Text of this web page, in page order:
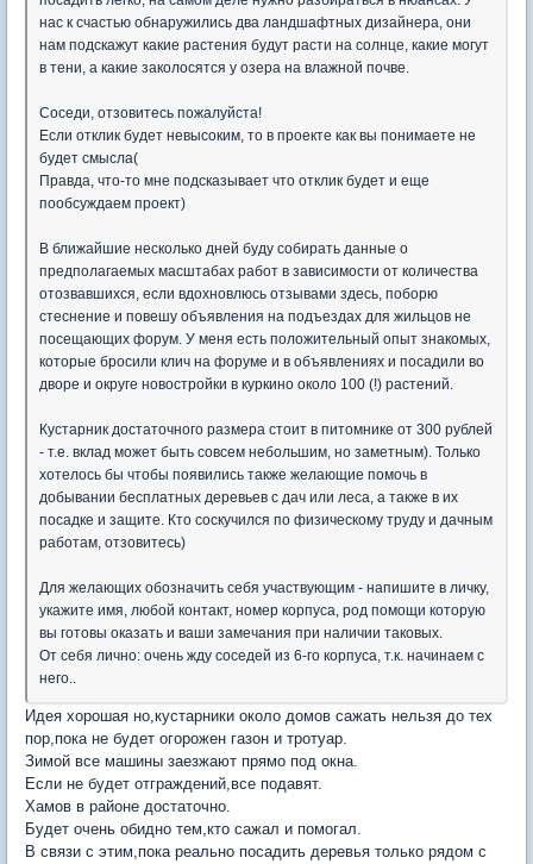
нас к счастью обнаружились два ландшафтных дизайнера, они
нам подскажут какие растения будут расти на солнце, какие могут
в тени, а какие заколосятся у озера на влажной почве.
Соседи, отзовитесь пожалуйста!
Если отклик будет невысоким, то в проекте как вы понимаете не
будет смысла(
Правда, что-то мне подсказывает что отклик будет и еще
пообсуждаем проект)
В ближайшие несколько дней буду собирать данные о
предполагаемых масштабах работ в зависимости от количества
отозвавшихся, если вдохновлюсь отзывами здесь, поборю
стеснение и повешу объявления на подъездах для жильцов не
посещающих форум. У меня есть положительный опыт знакомых,
которые бросили клич на форуме и в объявлениях и посадили во
дворе и округе новостройки в куркино около 100 (!) растений.
Кустарник достаточного размера стоит в питомнике от 300 рублей
- т.е. вклад может быть совсем небольшим, но заметным). Только
хотелось бы чтобы появились также желающие помочь в
добывании бесплатных деревьев с дач или леса, а также в их
посадке и защите. Кто соскучился по физическому труду и дачным
работам, отзовитесь)
Для желающих обозначить себя участвующим - напишите в личку,
укажите имя, любой контакт, номер корпуса, род помощи которую
вы готовы оказать и ваши замечания при наличии таковых.
От себя лично: очень жду соседей из 6-го корпуса, т.к. начинаем с
него..
Идея хорошая но,кустарники около домов сажать нельзя до тех
пор,пока не будет огорожен газон и тротуар.
Зимой все машины заезжают прямо под окна.
Если не будет отграждений,все подавят.
Хамов в районе достаточно.
Будет очень обидно тем,кто сажал и помогал.
В связи с этим,пока реально посадить деревья только рядом с